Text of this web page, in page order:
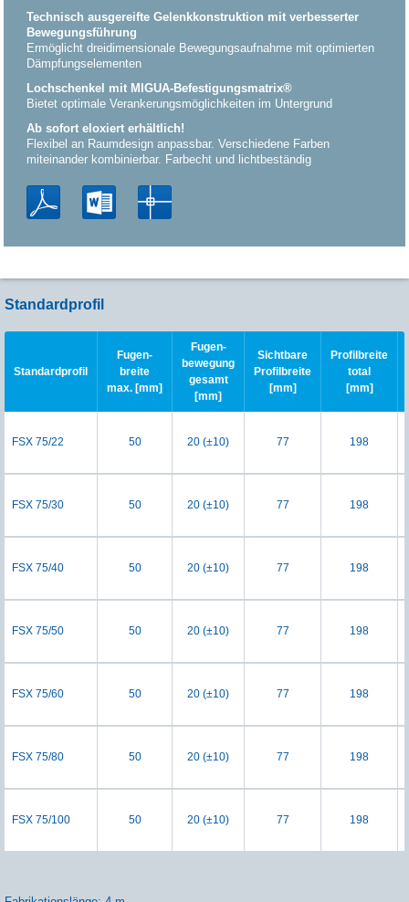
Technisch ausgereifte Gelenkkonstruktion mit verbesserter
Bewegungsführung
Ermöglicht dreidimensionale Bewegungsaufnahme mit optimierten
Dämpfungselementen
Lochschenkel mit MIGUA-Befestigungsmatrix®
Bietet optimale Verankerungsmöglichkeiten im Untergrund
Ab sofort eloxiert erhältlich!
Flexibel an Raumdesign anpassbar. Verschiedene Farben
miteinander kombinierbar. Farbecht und lichtbeständig
Standardprofil
Standardprofil
Fugen-
breite
max. [mm]
Fugen-
bewegung
gesamt
[mm]
Sichtbare
Profilbreite
[mm]
Profilbreite
total
[mm]
FSX 75/22 50 20 (±10) 77 198
FSX 75/30 50 20 (±10) 77 198
FSX 75/40 50 20 (±10) 77 198
FSX 75/50 50 20 (±10) 77 198
FSX 75/60 50 20 (±10) 77 198
FSX 75/80 50 20 (±10) 77 198
FSX 75/100 50 20 (±10) 77 198